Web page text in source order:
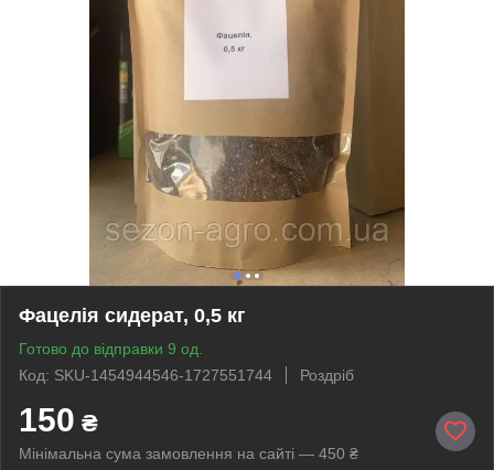
Фацелія сидерат, 0,5 кг
Готово до відправки 9 од.
Код: SKU-1454944546-1727551744
Роздріб
150 ₴
Мінімальна сума замовлення на сайті — 450 ₴